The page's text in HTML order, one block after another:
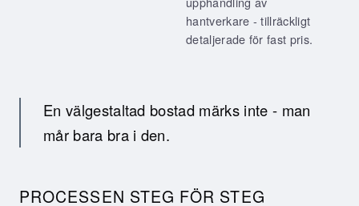
hantverkare - tillräckligt
detaljerade för fast pris.
En välgestaltad bostad märks inte - man
mår bara bra i den.
PROCESSEN STEG FÖR STEG